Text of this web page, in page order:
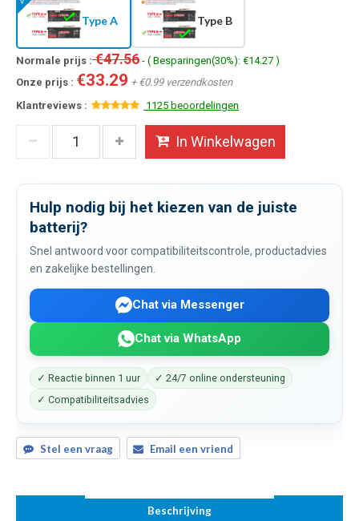
Type A Type B
Normale prijs :€47.56 - ( Besparingen(30%): €14.27 )
Onze prijs : €33.29 + €0.99 verzendkosten
Klantreviews :
1125 beoordelingen
In Winkelwagen
Hulp nodig bij het kiezen van de juiste
batterij?
Snel antwoord voor compatibiliteitscontrole, productadvies
en zakelijke bestellingen.
Chat via Messenger
Chat via WhatsApp
✓ Reactie binnen 1 uur
✓ 24/7 online ondersteuning
✓ Compatibiliteitsadvies
Stel een vraag Email een vriend
Beschrijving